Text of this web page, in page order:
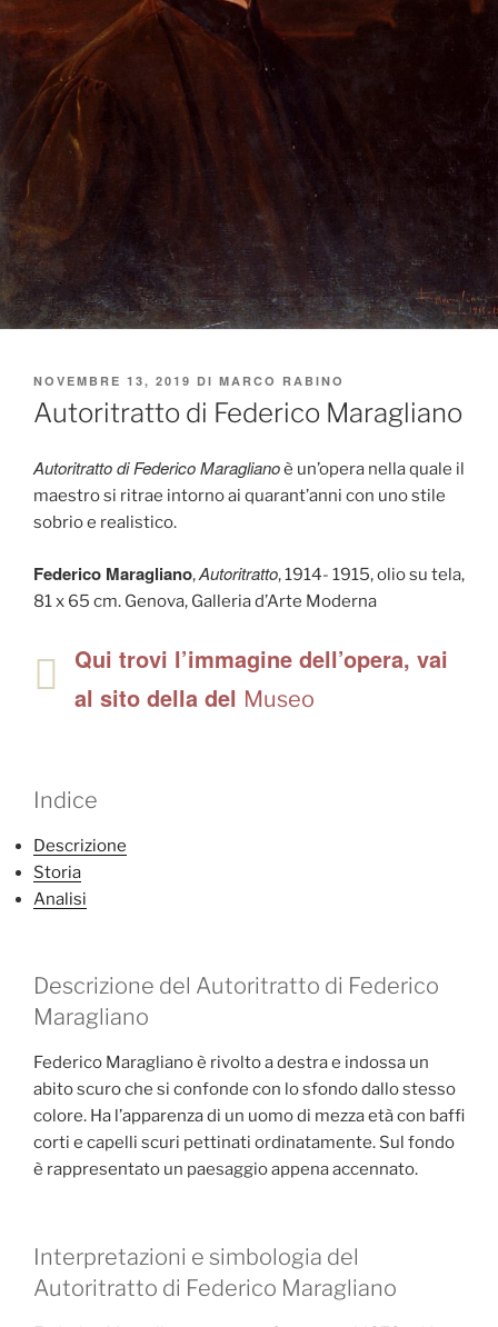
PUBBLICATO
IL
NOVEMBRE 13, 2019 DI MARCO RABINO
Autoritratto di Federico Maragliano
Autoritratto di Federico Maraglianoè un’opera nella quale il
maestro si ritrae intorno ai quarant’anni con uno stile
sobrio e realistico.
Federico Maragliano,Autoritratto, 1914- 1915, olio su tela,
81 x 65 cm. Genova, Galleria d’Arte Moderna
Qui trovi l’immagine dell’opera, vai
al sito della del Museo
Indice
Descrizione
Storia
Analisi
Descrizione del Autoritratto di Federico
Maragliano
Federico Maragliano è rivolto a destra e indossa un
abito scuro che si confonde con lo sfondo dallo stesso
colore. Ha l’apparenza di un uomo di mezza età con baffi
corti e capelli scuri pettinati ordinatamente. Sul fondo
è rappresentato un paesaggio appena accennato.
Interpretazioni e simbologia del
Autoritratto di Federico Maragliano